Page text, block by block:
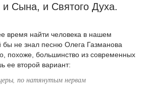
Сына, и Святого Духа.
время найти человека в нашем
бы не знал песню Олега Газманова
похоже, большинство из современных
ее второй вариант:
по натянутым нервам